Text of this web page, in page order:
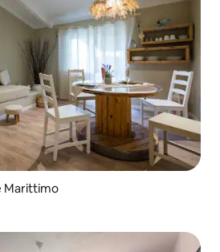
Marittimo